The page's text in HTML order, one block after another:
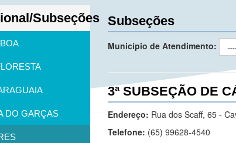
Subseções
DO GARÇAS
Subseções
Município de Atendimento:
3ª SUBSEÇÃO DE
Endereço: Rua dos Scaff, 65 -
Telefone: (65) 99628-4540